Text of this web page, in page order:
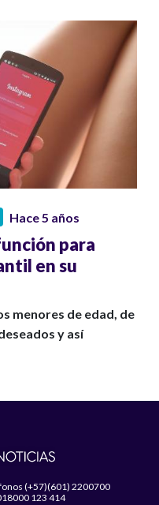
Hace 5 años
para
en su
menores de edad, de
y así
(+57)(601) 2200700
123 414